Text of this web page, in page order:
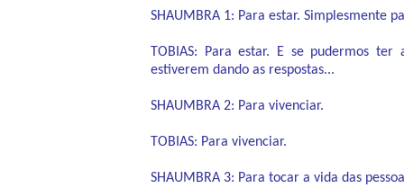
SHAUMBRA 1: Para estar. Simplesmente
TOBIAS: Para estar. E se pudermos
estiverem dando as respostas...
SHAUMBRA 2: Para vivenciar.
TOBIAS: Para vivenciar.
SHAUMBRA 3: Para tocar a vida das